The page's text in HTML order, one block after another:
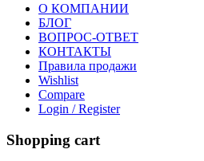
О КОМПАНИИ
БЛОГ
ВОПРОС-ОТВЕТ
КОНТАКТЫ
Правила продажи
Wishlist
Compare
Login / Register
Shopping cart